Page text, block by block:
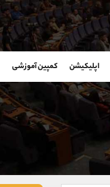
اپلیکیشن کمپین آموزشی
شروع گفتگو
@Armteam_admin_33
118